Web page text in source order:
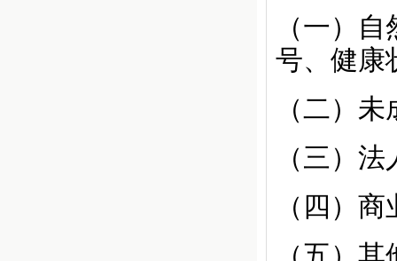
（一）
号、健康
（二）
（三）
（四）